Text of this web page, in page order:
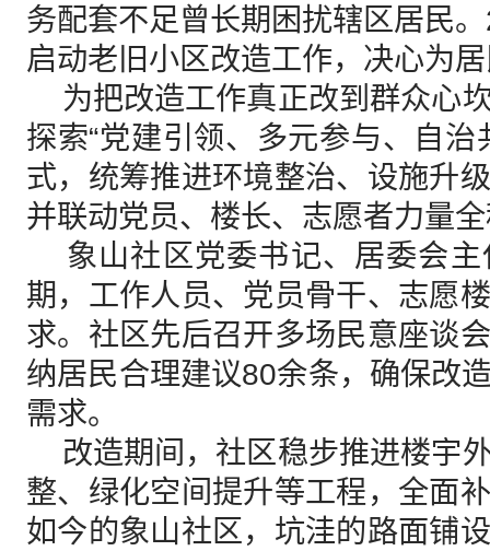
务配套不足曾长期困扰辖区居民
启动老旧小区改造工作，决心为
为把改造工作真正改到群众心
探索“党建引领、多元参与、自治
式，统筹推进环境整治、设施升
并联动党员、楼长、志愿者力量
象山社区党委书记、居委会主
期，工作人员、党员骨干、志愿
求。社区先后召开多场民意座谈
纳居民合理建议80余条，确保改
需求。
改造期间，社区稳步推进楼宇
整、绿化空间提升等工程，全面
如今的象山社区，坑洼的路面铺